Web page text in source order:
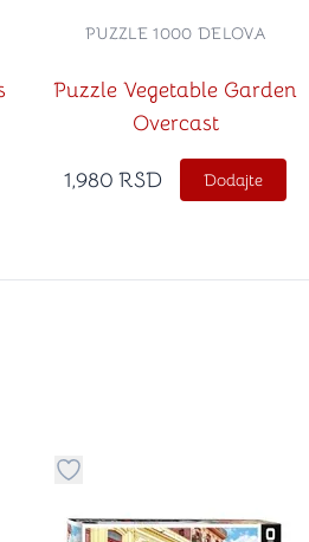
Puzzle Vegetable Garden
Overcast
PUZZLE 1000 DELOVA
1,980 RSD Dodajte
kategoriju omiljeno
Dugme za dodavanje stvari